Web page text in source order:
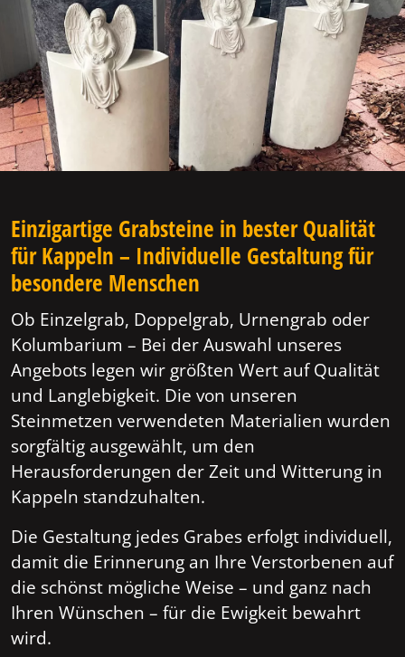
Einzigartige Grabsteine in bester Qualität
für Kappeln – Individuelle Gestaltung für
besondere Menschen
Ob Einzelgrab, Doppelgrab, Urnengrab oder
Kolumbarium – Bei der Auswahl unseres
Angebots legen wir größten Wert auf Qualität
und Langlebigkeit. Die von unseren
Steinmetzen verwendeten Materialien wurden
sorgfältig ausgewählt, um den
Herausforderungen der Zeit und Witterung in
Kappeln standzuhalten.
Die Gestaltung jedes Grabes erfolgt individuell,
damit die Erinnerung an Ihre Verstorbenen auf
die schönst mögliche Weise – und ganz nach
Ihren Wünschen – für die Ewigkeit bewahrt
wird.